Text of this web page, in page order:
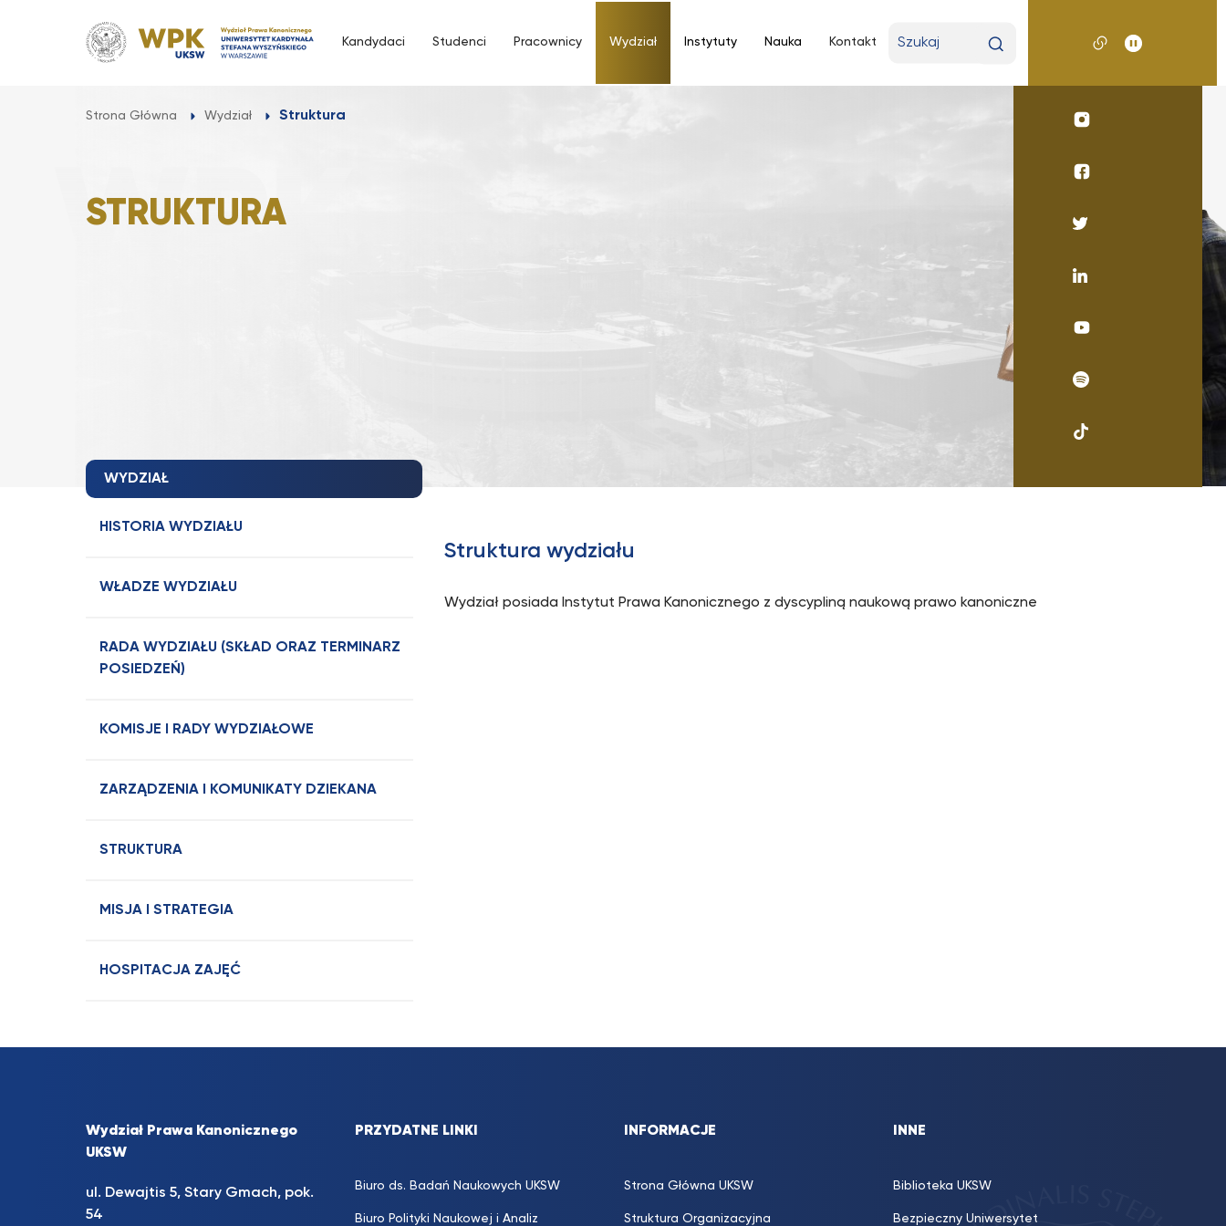
Kandydaci Studenci Pracownicy Wydział Instytuty Nauka Kontakt
wyszukiwaną
Strona Główna Wydział Struktura
STRUKTURA
Profil
Profil
Profil
Profil
Linkedin
UKSW
UKSW
UKSW
WYDZIAŁ
HISTORIA WYDZIAŁU
WŁADZE WYDZIAŁU
RADA WYDZIAŁU (SKŁAD ORAZ TERMINARZ
POSIEDZEŃ)
KOMISJE I RADY WYDZIAŁOWE
ZARZĄDZENIA I KOMUNIKATY DZIEKANA
STRUKTURA
MISJA I STRATEGIA
HOSPITACJA ZAJĘĆ
Struktura wydziału
Wydział posiada Instytut Prawa Kanonicznego z dyscypliną naukową prawo kanoniczne
Wydział Prawa Kanonicznego
UKSW
ul. Dewajtis 5, Stary Gmach, pok.
54
PRZYDATNE LINKI
Biuro ds. Badań Naukowych UKSW
Biuro Polityki Naukowej i Analiz
INFORMACJE
Strona Główna UKSW
Struktura Organizacyjna
INNE
Biblioteka UKSW
Bezpieczny Uniwersytet